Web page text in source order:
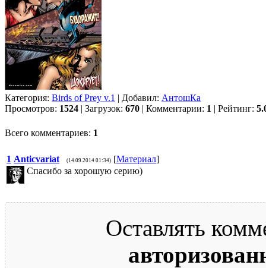
Категория: Birds of Prey v.1 | Добавил: АнтошКа
Просмотров: 1524 | Загрузок: 670 | Комментарии: 1 | Рейтинг:
Всего комментариев: 1
1 Anticvariat (14.09.2014 01:34) [Материал]
Спасибо за хорошую серию)
Оставлять